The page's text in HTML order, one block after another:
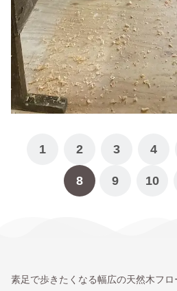
1 2 3 4
8 9 10
素足で歩きたくなる幅広の天然木フ